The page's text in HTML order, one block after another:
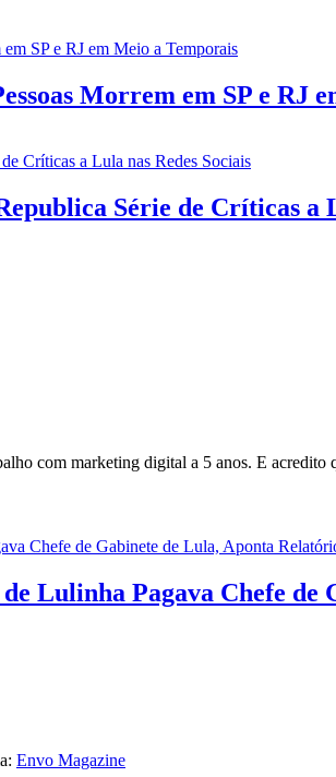
Morrem em SP e RJ
Série de Críticas a
com marketing digital a 5 anos. E acredito
Lulinha Pagava Chefe
Envo Magazine